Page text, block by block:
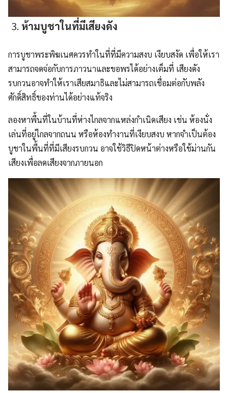
ห้ามบูชาในที่มีเสียงดัง
การบูชาพระพิฆเนศควรทำในที่ที่มีความสงบ เงียบสงัด เพื่อให้เรา
สามารถจดจ่อกับการภาวนาและขอพรได้อย่างเต็มที่ เสียงดัง
รบกวนอาจทำให้เราเสียสมาธิและไม่สามารถเชื่อมต่อกับพลัง
ศักดิ์สิทธิ์ของท่านได้อย่างแท้จริง
ลองหาพื้นที่ในบ้านที่ห่างไกลจากแหล่งกำเนิดเสียง เช่น ห้องนั่ง
เล่นที่อยู่ไกลจากถนน หรือห้องทำงานที่เงียบสงบ หากจำเป็นต้อง
บูชาในพื้นที่ที่มีเสียงรบกวน อาจใช้วิธีปิดหน้าต่างหรือใช้ม่านกัน
เสียงเพื่อลดเสียงจากภายนอก